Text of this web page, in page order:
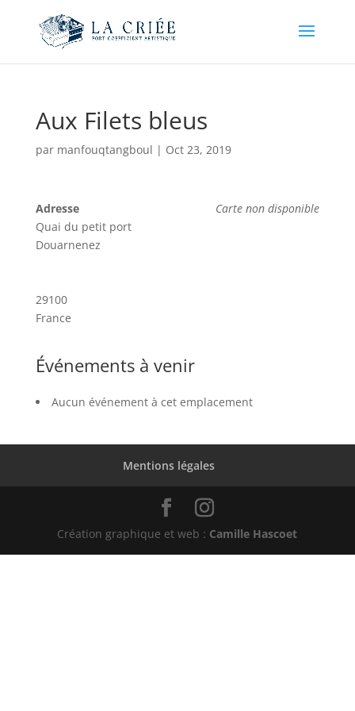
Aux Filets bleus
par manfouqtangboul | Oct 23, 2019
Carte non disponible
Adresse
Quai du petit port
Douarnenez
29100
France
Événements à venir
Aucun événement à cet emplacement
Mentions légales
Création graphique et web : Camille Hascoet